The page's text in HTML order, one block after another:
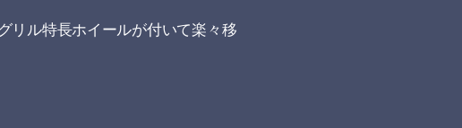
リル特長ホイールが付いて楽々移